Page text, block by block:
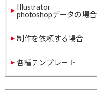
Illustrator
photoshopデータの場合
制作を依頼する場合
各種テンプレート